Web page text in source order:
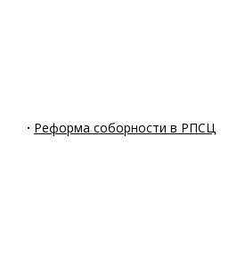
· Реформа соборности в РПСЦ